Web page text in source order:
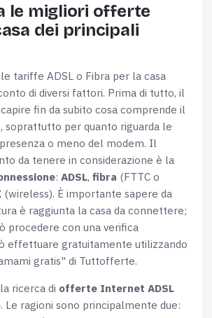
Accetta tutti
Accetta selezionati
Rifiuta
le migliori offerte
dei principali
tariffe ADSL o Fibra per la casa
di diversi fattori. Prima di tutto, il
fin da subito cosa comprende il
soprattutto per quanto riguarda le
o meno del modem. Il
da tenere in considerazione è la
: ADSL, fibra (FTTC o
(wireless). È importante sapere da
è raggiunta la casa da connettere;
procedere con una verifica
effettuare gratuitamente utilizzando
gratis" di Tuttofferte.
ricerca di offerte Internet ADSL
. Le ragioni sono principalmente due: